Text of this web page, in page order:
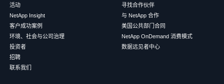
活动
NetApp Insight
客户成功案例
环境、社会与公司治理
投资者
招聘
联系我们
寻找合作伙伴
与 NetApp 合作
美国公共部门合同
NetApp OnDemand 消费模式
数据远见者中心